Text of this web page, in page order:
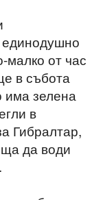
малко от час
в събота
има зелена
в
Гибралтар,
да води